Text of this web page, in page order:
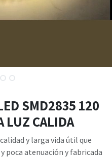
SMD2835 120
LUZ CALIDA
y larga vida útil que
poca atenuación y fabricada